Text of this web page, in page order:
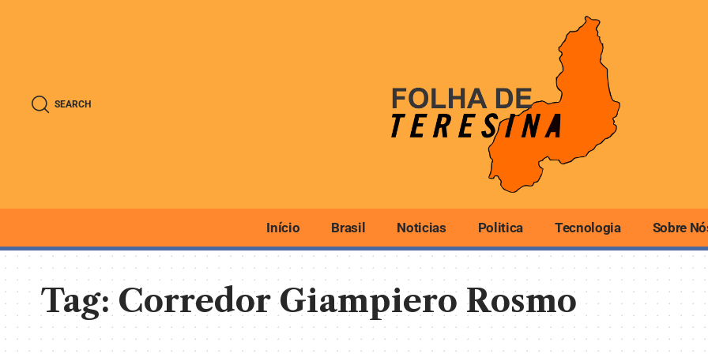
SEARCH
Início Brasil Noticias Politica Tecnologia Sobre
Tag:Corredor Giampiero Rosmo